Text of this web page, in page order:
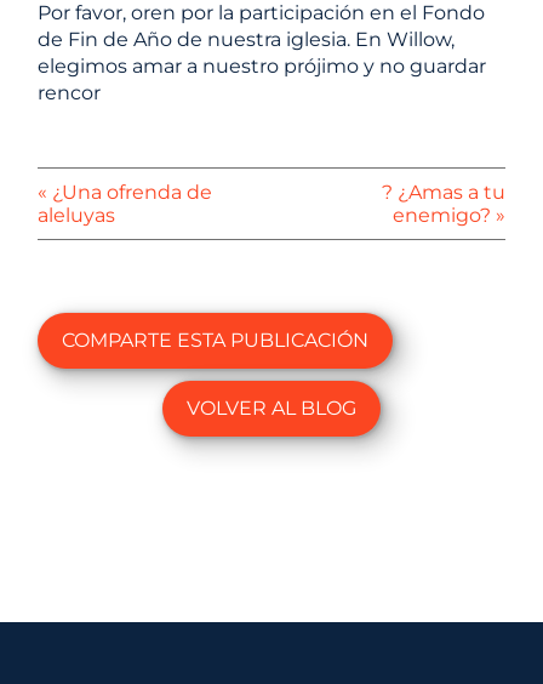
Por favor, oren por la participación en el Fondo
de Fin de Año de nuestra iglesia. En Willow,
elegimos amar a nuestro prójimo y no guardar
rencor
« ¿Una ofrenda de
aleluyas
? ¿Amas a tu
enemigo? »
COMPARTE ESTA PUBLICACIÓN
VOLVER AL BLOG